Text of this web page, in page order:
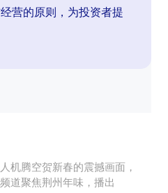
营的原则，为投资者提
机腾空贺新春的震撼画面，
道聚焦荆州年味，播出